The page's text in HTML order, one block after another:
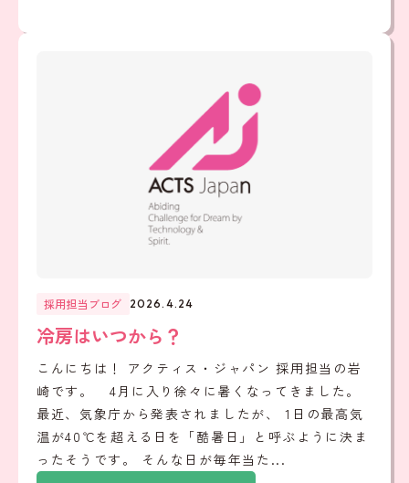
採用担当ブログ 2026.4.24
冷房はいつから？
こんにちは！ アクティス・ジャパン 採用担当の岩
崎です。 4月に入り徐々に暑くなってきました。
最近、気象庁から発表されましたが、 1日の最高気
温が40℃を超える日を「酷暑日」と呼ぶように決ま
ったそうです。 そんな日が毎年当た...